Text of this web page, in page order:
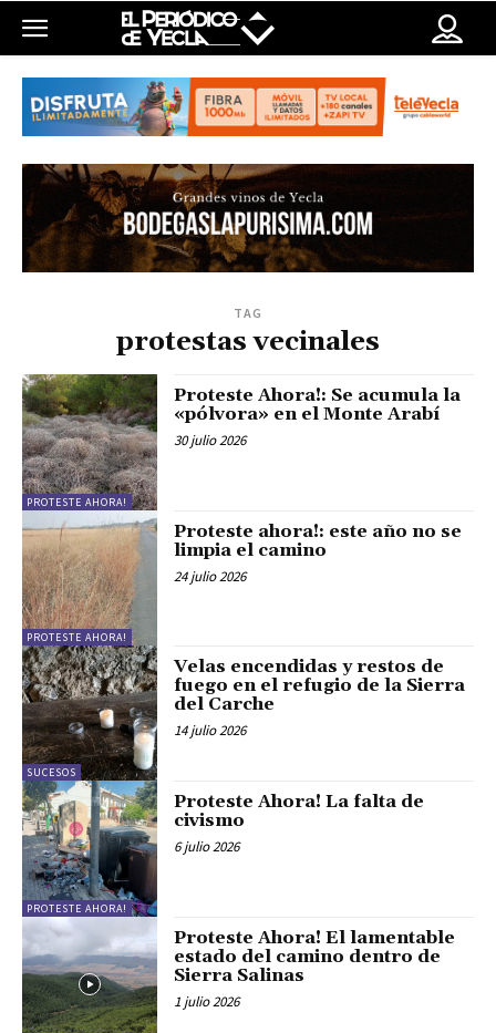
TAG
protestas vecinales
PROTESTE AHORA!
Proteste Ahora!: Se acumula la
«pólvora» en el Monte Arabí
30 julio 2026
PROTESTE AHORA!
Proteste ahora!: este año no se
limpia el camino
24 julio 2026
SUCESOS
Velas encendidas y restos de
fuego en el refugio de la Sierra
del Carche
14 julio 2026
PROTESTE AHORA!
Proteste Ahora! La falta de
civismo
6 julio 2026
Proteste Ahora! El lamentable
estado del camino dentro de
Sierra Salinas
1 julio 2026